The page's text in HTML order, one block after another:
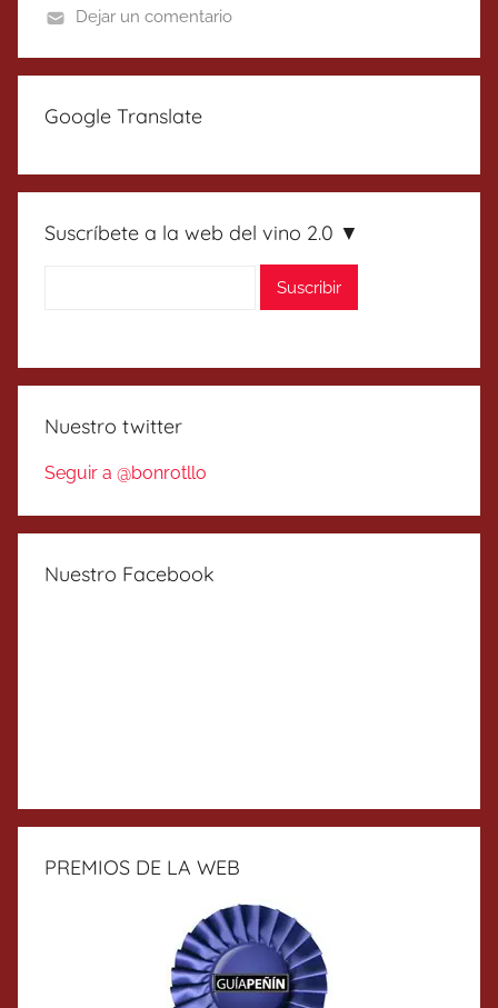
Dejar un comentario
Google Translate
Suscríbete a la web del vino 2.0 ▼
Nuestro twitter
Seguir a @bonrotllo
Nuestro Facebook
PREMIOS DE LA WEB